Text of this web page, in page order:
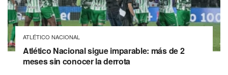
ATLÉTICO NACIONAL
Atlético Nacional sigue imparable: más de 2
meses sin conocer la derrota